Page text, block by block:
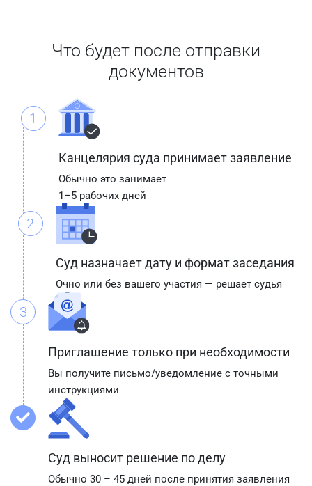
Что будет после отправки
документов
1
Канцелярия суда принимает заявление
Обычно это занимает
1–5 рабочих дней
2
Суд назначает дату и формат заседания
Очно или без вашего участия — решает судья
3
Приглашение только при необходимости
Вы получите письмо/уведомление с точными
инструкциями
Суд выносит решение по делу
Обычно 30 – 45 дней после принятия заявления